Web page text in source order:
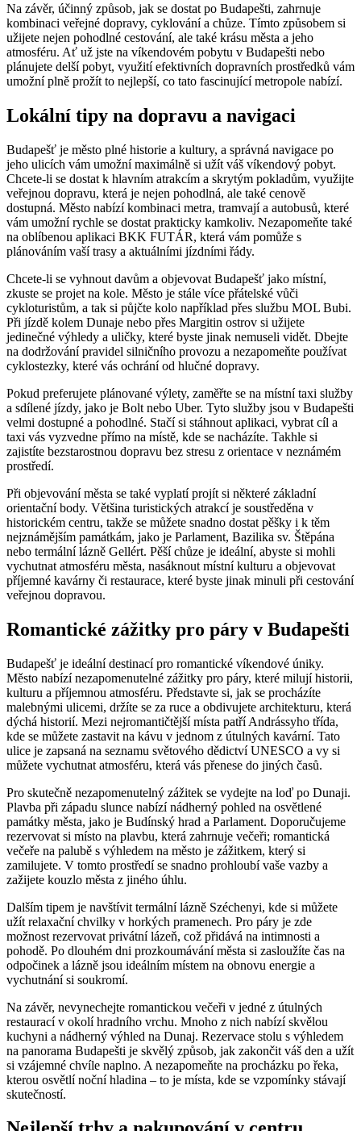
Na závěr, účinný způsob, jak se dostat po Budapešti, zahrnuje
kombinaci veřejné dopravy, cyklování a chůze. Tímto způsobem si
užijete nejen pohodlné cestování, ale také krásu města a jeho
atmosféru. Ať už jste na víkendovém pobytu v Budapešti nebo
plánujete delší pobyt, využití efektivních dopravních prostředků vám
umožní plně prožít to nejlepší, co tato fascinující metropole nabízí.
Lokální tipy na dopravu a navigaci
Budapešť je město plné historie a kultury, a správná navigace po
jeho ulicích vám umožní maximálně si užít váš víkendový pobyt.
Chcete-li se dostat k hlavním atrakcím a skrytým pokladům, využijte
veřejnou dopravu, která je nejen pohodlná, ale také cenově
dostupná. Město nabízí kombinaci metra, tramvají a autobusů, které
vám umožní rychle se dostat prakticky kamkoliv. Nezapomeňte také
na oblíbenou aplikaci BKK FUTÁR, která vám pomůže s
plánováním vaší trasy a aktuálními jízdními řády.
Chcete-li se vyhnout davům a objevovat Budapešť jako místní,
zkuste se projet na kole. Město je stále více přátelské vůči
cykloturistům, a tak si půjčte kolo například přes službu MOL Bubi.
Při jízdě kolem Dunaje nebo přes Margitin ostrov si užijete
jedinečné výhledy a uličky, které byste jinak nemuseli vidět. Dbejte
na dodržování pravidel silničního provozu a nezapomeňte používat
cyklostezky, které vás ochrání od hlučné dopravy.
Pokud preferujete plánované výlety, zaměřte se na místní taxi služby
a sdílené jízdy, jako je Bolt nebo Uber. Tyto služby jsou v Budapešti
velmi dostupné a pohodlné. Stačí si stáhnout aplikaci, vybrat cíl a
taxi vás vyzvedne přímo na místě, kde se nacházíte. Takhle si
zajistíte bezstarostnou dopravu bez stresu z orientace v neznámém
prostředí.
Při objevování města se také vyplatí projít si některé základní
orientační body. Většina turistických atrakcí je soustředěna v
historickém centru, takže se můžete snadno dostat pěšky i k těm
nejznámějším památkám, jako je Parlament, Bazilika sv. Štěpána
nebo termální lázně Gellért. Pěší chůze je ideální, abyste si mohli
vychutnat atmosféru města, nasáknout místní kulturu a objevovat
příjemné kavárny či restaurace, které byste jinak minuli při cestování
veřejnou dopravou.
Romantické zážitky pro páry v Budapešti
Budapešť je ideální destinací pro romantické víkendové úniky.
Město nabízí nezapomenutelné zážitky pro páry, které milují historii,
kulturu a příjemnou atmosféru. Představte si, jak se procházíte
malebnými ulicemi, držíte se za ruce a obdivujete architekturu, která
dýchá historií. Mezi nejromantičtější místa patří Andrássyho třída,
kde se můžete zastavit na kávu v jednom z útulných kavární. Tato
ulice je zapsaná na seznamu světového dědictví UNESCO a vy si
můžete vychutnat atmosféru, která vás přenese do jiných časů.
Pro skutečně nezapomenutelný zážitek se vydejte na loď po Dunaji.
Plavba při západu slunce nabízí nádherný pohled na osvětlené
památky města, jako je Budínský hrad a Parlament. Doporučujeme
rezervovat si místo na plavbu, která zahrnuje večeři; romantická
večeře na palubě s výhledem na město je zážitkem, který si
zamilujete. V tomto prostředí se snadno prohloubí vaše vazby a
zažijete kouzlo města z jiného úhlu.
Dalším tipem je navštívit termální lázně Széchenyi, kde si můžete
užít relaxační chvilky v horkých pramenech. Pro páry je zde
možnost rezervovat privátní lázeň, což přidává na intimnosti a
pohodě. Po dlouhém dni prozkoumávání města si zasloužíte čas na
odpočinek a lázně jsou ideálním místem na obnovu energie a
vychutnání si soukromí.
Na závěr, nevynechejte romantickou večeři v jedné z útulných
restaurací v okolí hradního vrchu. Mnoho z nich nabízí skvělou
kuchyni a nádherný výhled na Dunaj. Rezervace stolu s výhledem
na panorama Budapešti je skvělý způsob, jak zakončit váš den a užít
si vzájemné chvíle naplno. A nezapomeňte na procházku po řeka,
kterou osvětlí noční hladina – to je místa, kde se vzpomínky stávají
skutečností.